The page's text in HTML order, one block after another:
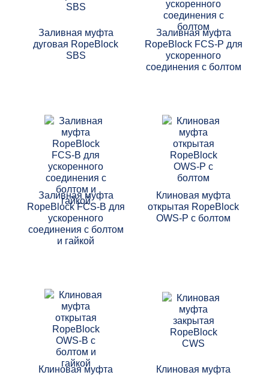
Заливная муфта
дуговая RopeBlock
SBS
Заливная муфта
RopeBlock FCS-P для
ускоренного
соединения с болтом
Заливная муфта
RopeBlock FCS-B для
ускоренного
соединения с болтом
и гайкой
Клиновая муфта
открытая RopeBlock
OWS-P с болтом
Клиновая муфта
Клиновая муфта